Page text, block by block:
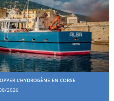
L’HYDROGÈNE EN CORSE
2026